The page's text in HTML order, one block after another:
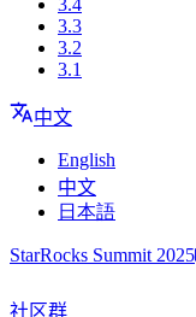
3.4
3.3
3.2
3.1
中文
English
中文
日本語
StarRocks Summit 2025
社区群